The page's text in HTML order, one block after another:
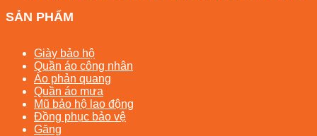
SẢN PHẨM
Giày bảo hộ
Quần áo công nhân
Áo phản quang
Quần áo mưa
Mũ bảo hộ lao động
Đồng phục bảo vệ
Găng